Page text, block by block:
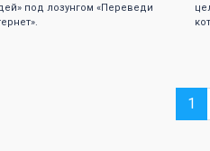
под лозунгом «Переведи
1